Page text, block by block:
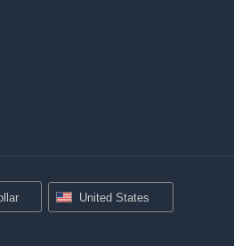
United States